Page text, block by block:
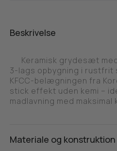
Beskrivelse
Keramisk grydesæt
3-lags opbygning i rustfrit
KFCC-belægningen fra
stick effekt uden kemi –
madlavning med
Materiale og konstruktion